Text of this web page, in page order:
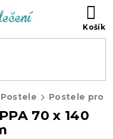
Postele Postele pro
70 x 140